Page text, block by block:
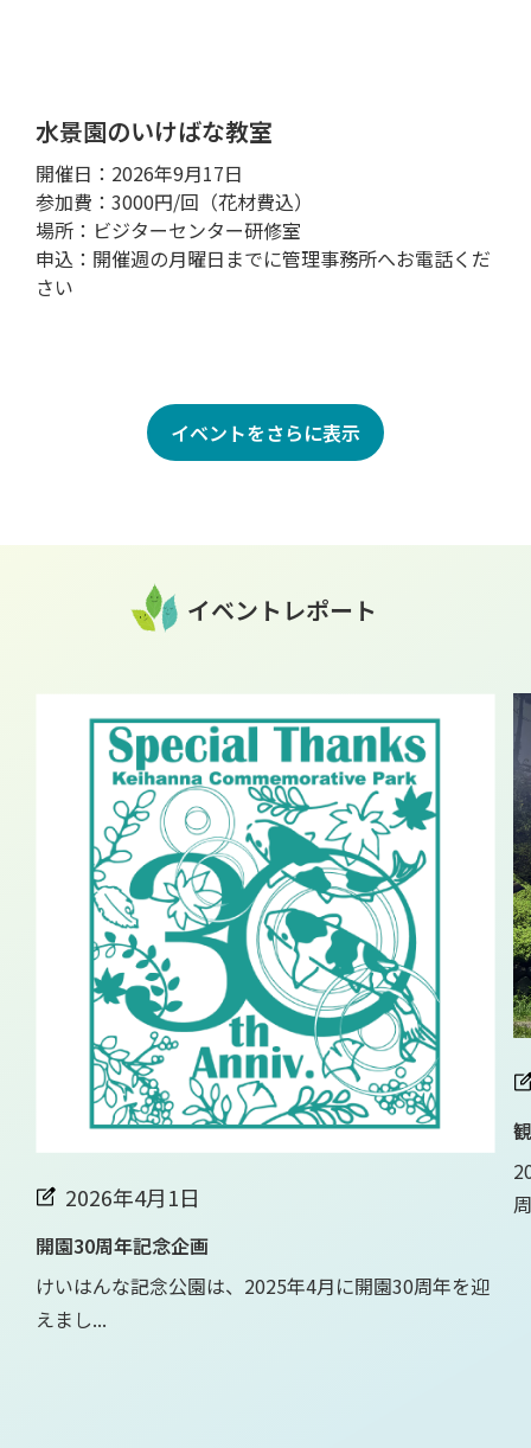
水景園のいけばな教室
開催日：2026年9月17日
参加費：3000円/回（花材費込）
場所：ビジターセンター研修室
申込：開催週の月曜日までに管理事務所へお電話くだ
さい
イベントをさらに表示
イベントレポート
2026年4月1日
開園30周年記念企画
けいはんな記念公園は、2025年4月に開園30周年を迎
えまし...